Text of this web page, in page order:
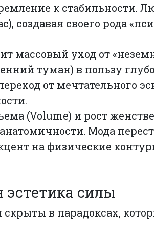
к стабильности.
создавая своего рода
массовый уход от
туман) в пользу
от мечтательного
(Volume) и рост
Мода
на физические
силы
в парадоксах,